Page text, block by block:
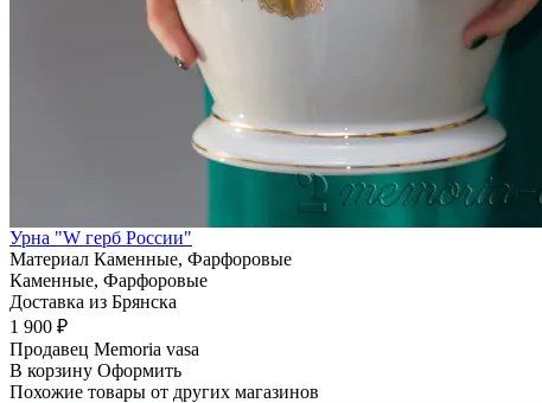
Урна "W герб России"
Материал Каменные, Фарфоровые
Каменные, Фарфоровые
Доставка из Брянска
1 900 ₽
Продавец Memoria vasa
В корзину Оформить
Похожие товары от других магазинов